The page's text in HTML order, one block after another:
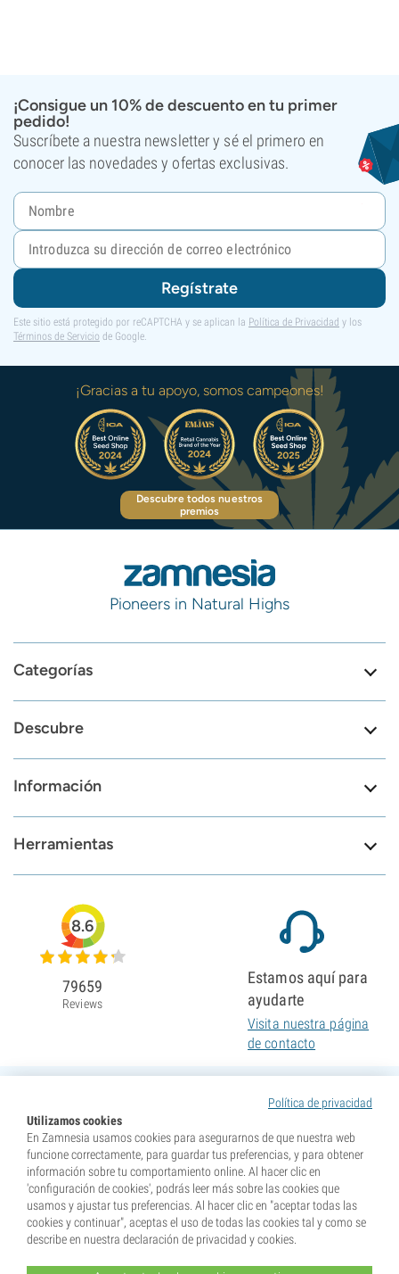
¡Consigue un 10% de descuento en tu primer
pedido!
Suscríbete a nuestra newsletter y sé el primero en
conocer las novedades y ofertas exclusivas.
Regístrate
Este sitio está protegido por reCAPTCHA y se aplican la Política de Privacidad y los
Términos de Servicio de Google.
¡Gracias a tu apoyo, somos campeones!
Descubre todos nuestros
premios
Pioneers in Natural Highs
Categorías
Descubre
Información
Herramientas
Política de privacidad
Utilizamos cookies
En Zamnesia usamos cookies para asegurarnos de que nuestra web
funcione correctamente, para guardar tus preferencias, y para obtener
información sobre tu comportamiento online. Al hacer clic en
'configuración de cookies', podrás leer más sobre las cookies que
usamos y ajustar tus preferencias. Al hacer clic en "aceptar todas las
cookies y continuar", aceptas el uso de todas las cookies tal y como se
describe en nuestra declaración de privacidad y cookies.
8.6
79659
Reviews
Estamos aquí para
ayudarte
Visita nuestra página
de contacto